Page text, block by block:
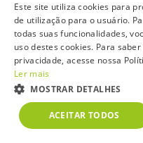
CTCA3
IBOV
Este site utiliza cookies para
de utilização para o usuário.
todas suas funcionalidades,
uso destes cookies. Para
privacidade, acesse nossa
Ler mais
MOSTRAR DETALHES
ACEITAR TODOS